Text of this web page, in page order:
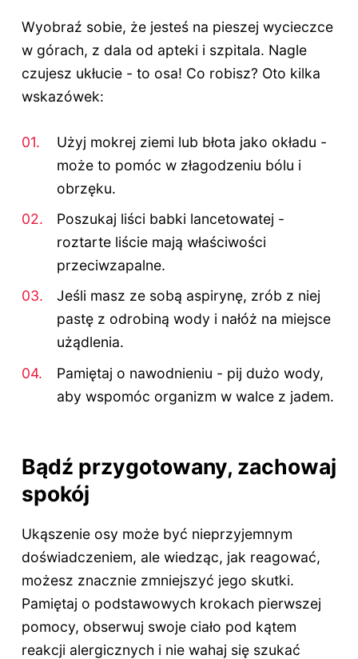
Wyobraź sobie, że jesteś na pieszej wycieczce
w górach, z dala od apteki i szpitala. Nagle
czujesz ukłucie - to osa! Co robisz? Oto kilka
wskazówek:
Użyj mokrej ziemi lub błota jako okładu -
może to pomóc w złagodzeniu bólu i
obrzęku.
Poszukaj liści babki lancetowatej -
roztarte liście mają właściwości
przeciwzapalne.
Jeśli masz ze sobą aspirynę, zrób z niej
pastę z odrobiną wody i nałóż na miejsce
użądlenia.
Pamiętaj o nawodnieniu - pij dużo wody,
aby wspomóc organizm w walce z jadem.
Bądź przygotowany, zachowaj
spokój
Ukąszenie osy może być nieprzyjemnym
doświadczeniem, ale wiedząc, jak reagować,
możesz znacznie zmniejszyć jego skutki.
Pamiętaj o podstawowych krokach pierwszej
pomocy, obserwuj swoje ciało pod kątem
reakcji alergicznych i nie wahaj się szukać